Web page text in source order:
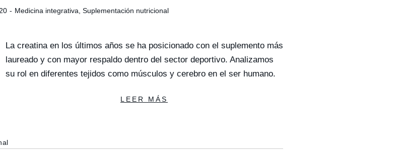
- Medicina integrativa ,Suplementación nutricional
La creatina en los últimos años se ha posicionado con el suplemento más
laureado y con mayor respaldo dentro del sector deportivo. Analizamos
su rol en diferentes tejidos como músculos y cerebro en el ser humano.
LEER MÁS